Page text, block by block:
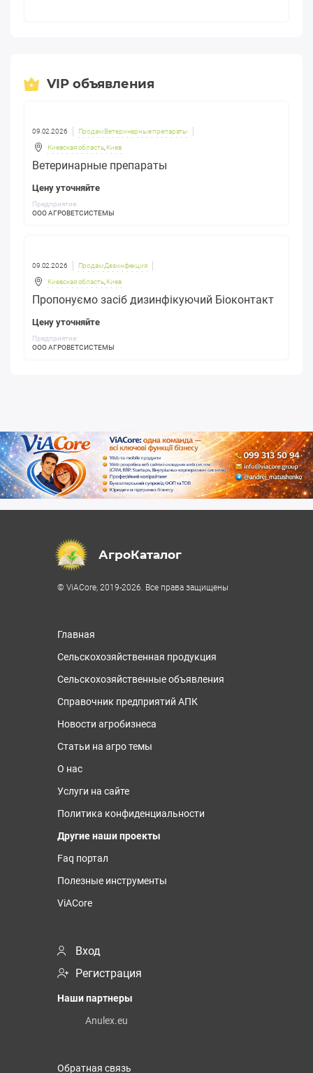
VIP объявления
09.02.2026 Продам Ветеринарные препараты
Киевская область, Киев
Ветеринарные препараты
Цену уточняйте
Предприятие:
ООО АГРОВЕТСИСТЕМЫ
09.02.2026 Продам Дезинфекция
Киевская область, Киев
Пропонуємо засіб дизинфікуючий Біоконтакт
Цену уточняйте
Предприятие:
ООО АГРОВЕТСИСТЕМЫ
АгроКаталог
© ViACore, 2019-2026. Все права защищены
Главная
Сельскохозяйственная продукция
Сельскохозяйственные объявления
Справочник предприятий АПК
Новости агробизнеса
Статьи на агро темы
О нас
Услуги на сайте
Политика конфиденциальности
Другие наши проекты
Faq портал
Полезные инструменты
ViACore
Вход
Регистрация
Наши партнеры
Anulex.eu
Обратная связь